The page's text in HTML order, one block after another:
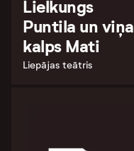
Lielkungs
Puntila un viņa
kalps Mati
Liepājas teātris